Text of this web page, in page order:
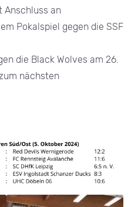
Anschluss an
Pokalspiel gegen die SSF
die Black Wolves am 26.
nächsten